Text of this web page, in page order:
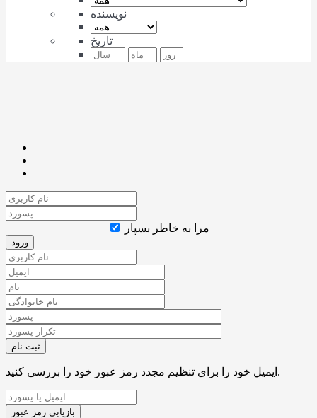
نویسنده
تاریخ
مرا به خاطر بسپار
ایمیل خود را برای تنظیم مجدد رمز عبور خود را بررسی کنید.